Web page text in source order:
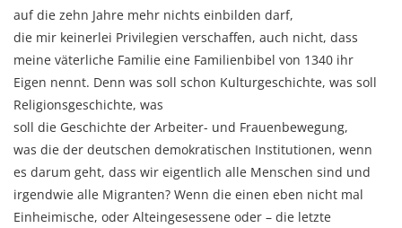
auf die zehn Jahre mehr nichts einbilden darf,
die mir keinerlei Privilegien verschaffen, auch nicht, dass
meine väterliche Familie eine Familienbibel von 1340 ihr
Eigen nennt. Denn was soll schon Kulturgeschichte, was soll
Religionsgeschichte, was
soll die Geschichte der Arbeiter- und Frauenbewegung,
was die der deutschen demokratischen Institutionen, wenn
es darum geht, dass wir eigentlich alle Menschen sind und
irgendwie alle Migranten? Wenn die einen eben nicht mal
Einheimische, oder Alteingesessene oder – die letzte